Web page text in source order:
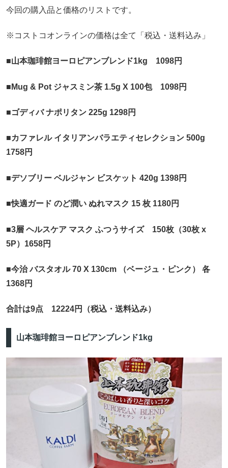
今回の購入品と価格のリストです。
※コストコオンラインの価格は全て「税込・送料込み」
■山本珈琲館ヨーロピアンブレンド1kg 1098円
■Mug & Pot ジャスミン茶 1.5g X 100包 1098円
■ゴディバ ナポリタン 225g 1298円
■カファレル イタリアンバラエティセレクション 500g
1758円
■デソブリー ベルジャン ビスケット 420g 1398円
■快適ガード のど潤い ぬれマスク 15 枚 1180円
■3層 ヘルスケア マスク ふつうサイズ 150枚（30枚 x
5P）1658円
■今治 バスタオル 70 X 130cm （ベージュ・ピンク） 各
1368円
合計は9点 12224円（税込・送料込み）
山本珈琲館ヨーロピアンブレンド1kg